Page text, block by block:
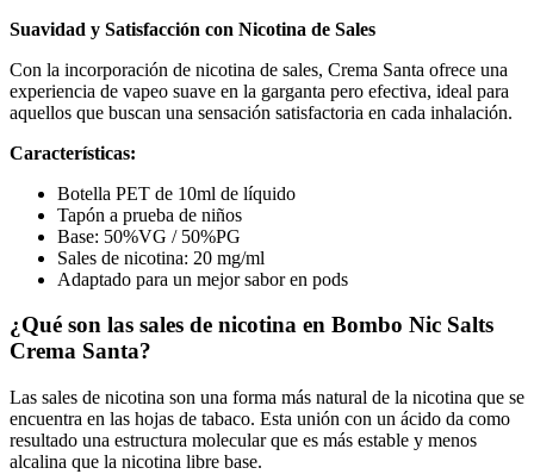
Suavidad y Satisfacción con Nicotina de Sales
Con la incorporación de nicotina de sales, Crema Santa ofrece una
experiencia de vapeo suave en la garganta pero efectiva, ideal para
aquellos que buscan una sensación satisfactoria en cada inhalación.
Características:
Botella PET de 10ml de líquido
Tapón a prueba de niños
Base: 50%VG / 50%PG
Sales de nicotina: 20 mg/ml
Adaptado para un mejor sabor en pods
¿Qué son las sales de nicotina en Bombo Nic Salts
Crema Santa?
Las sales de nicotina son una forma más natural de la nicotina que se
encuentra en las hojas de tabaco. Esta unión con un ácido da como
resultado una estructura molecular que es más estable y menos
alcalina que la nicotina libre base.